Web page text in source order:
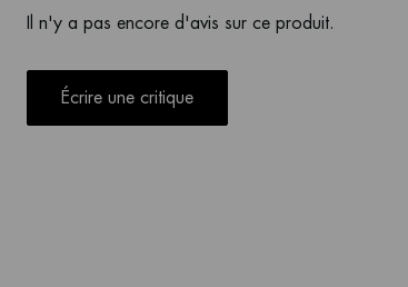
Il n'y a pas encore d'avis sur ce produit.
Écrire une critique